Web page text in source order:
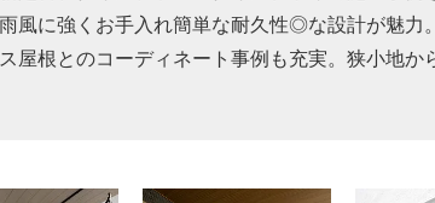
風に強くお手入れ簡単な耐久性◎な設計が魅力
屋根とのコーディネート事例も充実。狭小地か